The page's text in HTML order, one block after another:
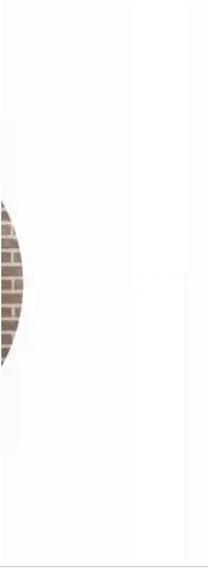
高山美容専門学校
専修学校（専門学校）|東京都
市ヶ谷駅から徒歩4分！ヘ
ネイル、マツエク、メイク
美容の全部を学ぶなら